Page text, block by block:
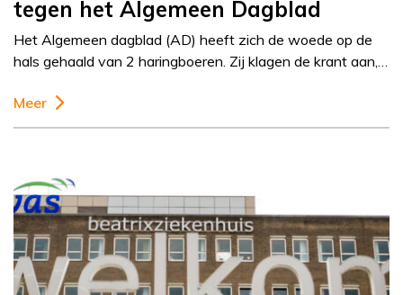
tegen het Algemeen Dagblad
Het Algemeen dagblad (AD) heeft zich de woede op de
hals gehaald van 2 haringboeren. Zij klagen de krant aan,…
Meer